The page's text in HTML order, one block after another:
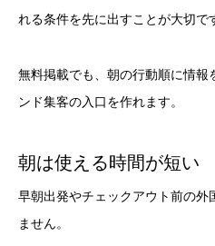
れる条件を先に出すことが大切で
無料掲載でも、朝の行動順に情報
ンド集客の入口を作れます。
朝は使える時間が短い
早朝出発やチェックアウト前の外
ません。